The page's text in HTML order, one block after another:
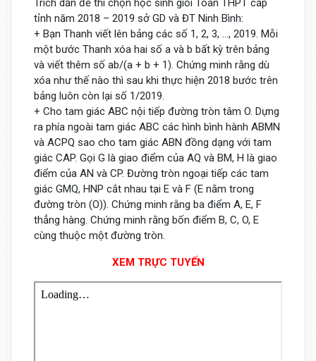
Trích dẫn đề thi chọn học sinh giỏi Toán THPT cấp
tỉnh năm 2018 – 2019 sở GD và ĐT Ninh Bình:
+ Bạn Thanh viết lên bảng các số 1, 2, 3, …, 2019. Mỗi
một bước Thanh xóa hai số a và b bất kỳ trên bảng
và viết thêm số ab/(a + b + 1). Chứng minh rằng dù
xóa như thế nào thì sau khi thực hiện 2018 bước trên
bảng luôn còn lại số 1/2019.
+ Cho tam giác ABC nội tiếp đường tròn tâm O. Dựng
ra phía ngoài tam giác ABC các hình bình hành ABMN
và ACPQ sao cho tam giác ABN đồng dạng với tam
giác CAP. Gọi G là giao điểm của AQ và BM, H là giao
điểm của AN và CP. Đường tròn ngoại tiếp các tam
giác GMQ, HNP cắt nhau tại E và F (E nằm trong
đường tròn (O)). Chứng minh rằng ba điểm A, E, F
thẳng hàng. Chứng minh rằng bốn điểm B, C, O, E
cùng thuộc một đường tròn.
XEM TRỰC TUYẾN